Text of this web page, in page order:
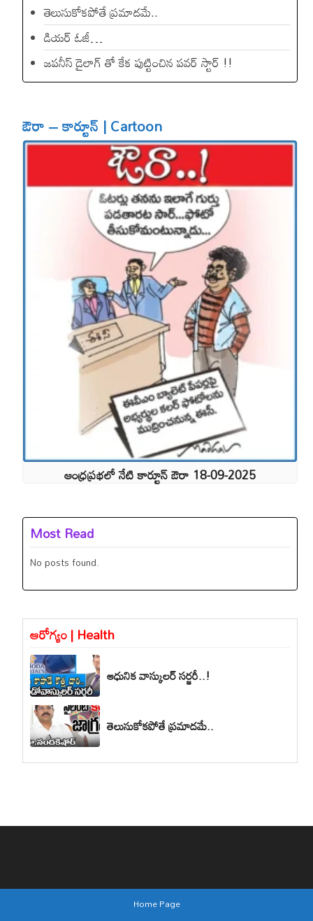
తెలుసుకోకపోతే ప్రమాదమే..
డియ‌ర్ ఓజీ…
జపనీస్ డైలాగ్ తో కేక పుట్టించిన ప‌వ‌ర్ స్టార్ !!
ఔరా – కార్టూన్ | Cartoon
ఆంధ్రప్రభలో నేటి కార్టూన్ ఔరా 18-09-2025
Most Read
No posts found.
ఆరోగ్యం | Health
ఆధునిక వాస్కులర్ సర్జరీ..!
తెలుసుకోకపోతే ప్రమాదమే..
Home Page